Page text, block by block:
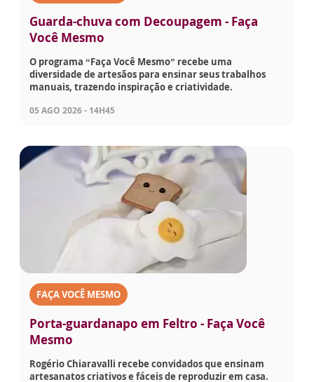
Guarda-chuva com Decoupagem - Faça
Você Mesmo
O programa “Faça Você Mesmo” recebe uma
diversidade de artesãos para ensinar seus trabalhos
manuais, trazendo inspiração e criatividade.
05 AGO 2026 - 14H45
FAÇA VOCÊ MESMO
Porta-guardanapo em Feltro - Faça Você
Mesmo
Rogério Chiaravalli recebe convidados que ensinam
artesanatos criativos e fáceis de reproduzir em casa.